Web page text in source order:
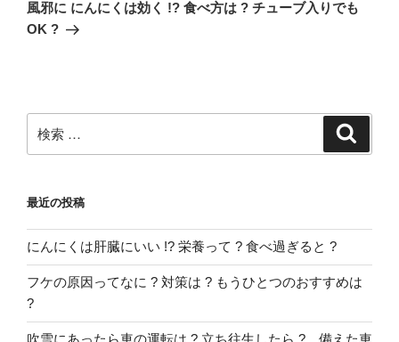
ー
シ
の
投
風邪に にんにくは効く !? 食べ方は ? チューブ入りでも
OK ?
検
索:
最近の投稿
にんにくは肝臓にいい !? 栄養って ? 食べ過ぎると ?
フケの原因ってなに ? 対策は ? もうひとつのおすすめは
?